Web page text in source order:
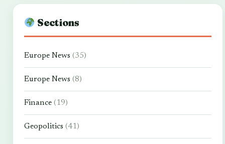
Sections
Europe News (35)
Europe News (8)
Finance (19)
Geopolitics (41)